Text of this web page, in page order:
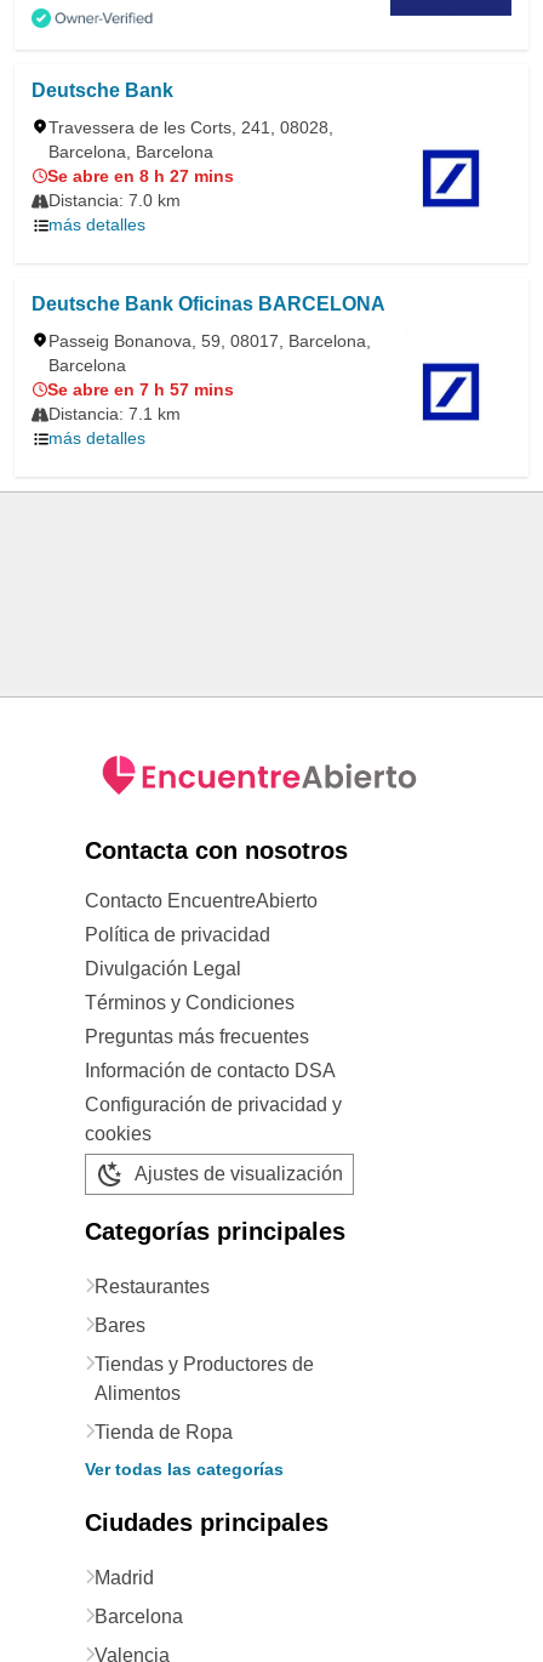
Deutsche Bank
Travessera de les Corts, 241, 08028,
Barcelona, Barcelona
Se abre en 8 h 27 mins
Distancia: 7.0 km
más detalles
Deutsche Bank Oficinas BARCELONA
Passeig Bonanova, 59, 08017, Barcelona,
Barcelona
Se abre en 7 h 57 mins
Distancia: 7.1 km
más detalles
Contacta con nosotros
Contacto EncuentreAbierto
Política de privacidad
Divulgación Legal
Términos y Condiciones
Preguntas más frecuentes
Información de contacto DSA
Configuración de privacidad y
cookies
Ajustes de visualización
Categorías principales
Restaurantes
Bares
Tiendas y Productores de
Alimentos
Tienda de Ropa
Ver todas las categorías
Ciudades principales
Madrid
Barcelona
Valencia